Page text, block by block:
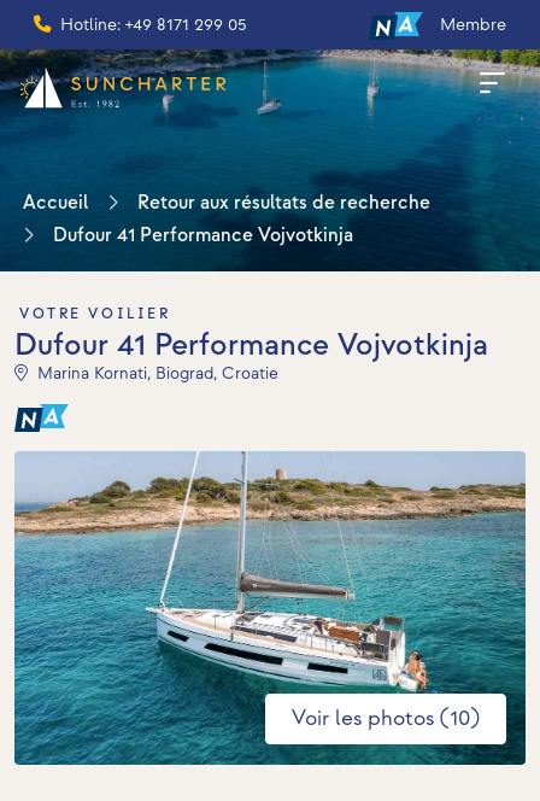
Hotline: +49 8171 299 05 Membre
Accueil
Retour aux résultats de recherche
Dufour 41 Performance Vojvotkinja
VOTRE VOILIER
Dufour 41 Performance Vojvotkinja
Marina Kornati, Biograd, Croatie
Voir les photos (10)